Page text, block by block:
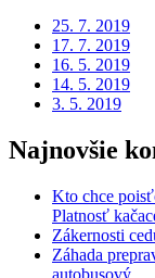
25. 7. 2019
17. 7. 2019
16. 5. 2019
14. 5. 2019
3. 5. 2019
Najnovšie
Kto chce
Platnosť
Zákernosti
Záhada
autobusový